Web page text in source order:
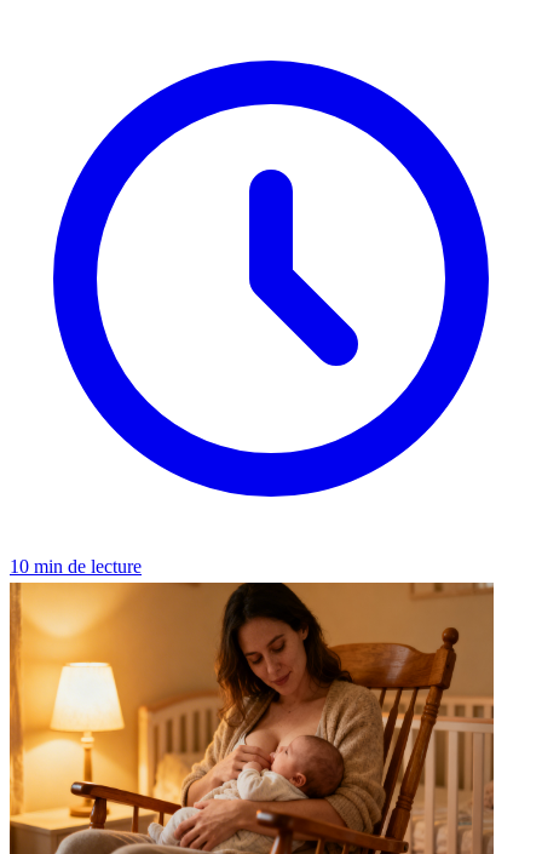
10 min de lecture